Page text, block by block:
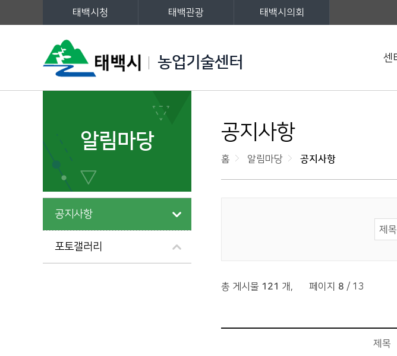
농업기술센터
태백시청 태백관광 태백시의회
주메뉴
센
왼쪽메뉴
알림마당
공지사항
포토갤러리
공지사항
홈 알림마당 공지사항
총 게시물 121 개 , 페이지 8 / 13
제목